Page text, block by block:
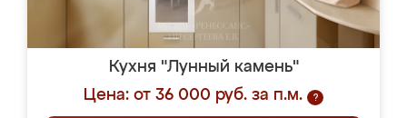
Кухня "Лунный камень"
Цена: от 36 000 руб. за п.м.
?